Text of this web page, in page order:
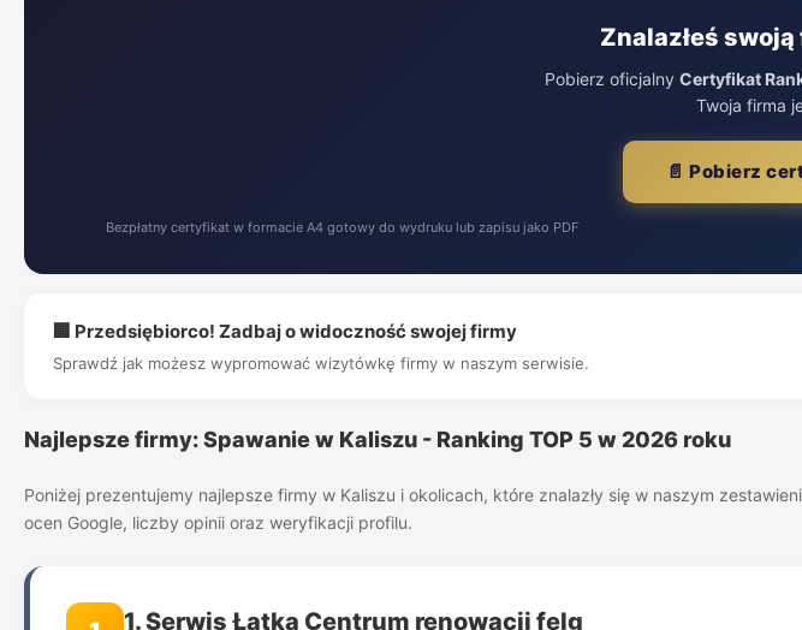
Znalazłeś
Pobierz oficjalny Certyfikat
Twoja firma
📄 Pobierz
Bezpłatny certyfikat w formacie A4 gotowy do wydruku lub zapisu jako PDF
🏢 Przedsiębiorco! Zadbaj o widoczność swojej firmy
Sprawdź jak możesz wypromować wizytówkę firmy w naszym serwisie.
Najlepsze firmy: Spawanie w Kaliszu - Ranking TOP 5 w 2026 roku
Poniżej prezentujemy najlepsze firmy w Kaliszu i okolicach, które znalazły się w naszym
ocen Google, liczby opinii oraz weryfikacji profilu.
1. Serwis Łatka Centrum renowacji felg